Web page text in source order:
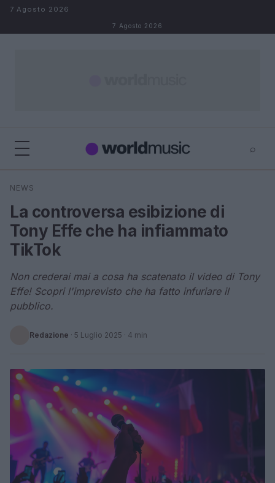
Salta al contenuto
7 Agosto 2026
7 Agosto 2026
⌕
Cerca
NEWS
La controversa esibizione di
Tony Effe che ha infiammato
TikTok
Non crederai mai a cosa ha scatenato il video di Tony
Effe! Scopri l'imprevisto che ha fatto infuriare il
pubblico.
Redazione · 5 Luglio 2025 · 4 min